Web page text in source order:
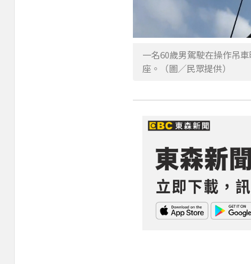
一名60歲男駕駛在操作吊
座。（圖／民眾提供）